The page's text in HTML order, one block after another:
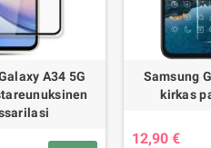
A34 5G
Samsung
kirkas
12,90 €